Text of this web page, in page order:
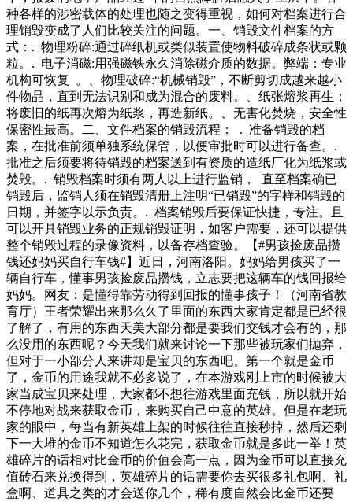
友说，点赞善良的执法者。我们想说，
安全：”“闲暇和工作”……通过“银矿”，人们得以用别样的视
角审视历史从上世纪八十年代女士们热爱同冰箱合影，到洋快
餐进入国人的生活，最后印刷着玛丽莲&梦露、西尔维斯特&
史泰龙等美国影星的海报也成为了家庭.，占比已经在三成以
上。除了锂电池，钠电池也是两轮电动车市场的新兴力量。年
月，两轮电动车龙头雅迪发布钠离子电池“极钠号”及其配套整
车极钠。新日和爱玛紧随其后，也相继推出了钠电池两轮车。
种各样的涉密载体的处理也随之变得重视，如何对档案进行合
理销毁变成了人们比较关注的问题。一、销毁文件档案的方
式：. 物理粉碎:通过碎纸机或类似装置使物料破碎成条状或颗
粒。. 电子消磁:用强磁铁永久消除磁介质的数据。弊端：专业
机构可恢复 。、物理破碎:“机械销毁”，不断剪切成越来越小
件物品，直到无法识别和成为混合的废料。、纸张熔浆再生；
将废旧的纸再次熔为纸浆，再造新纸。、无害化焚烧，安全性
保密性最高。二、文件档案的销毁流程： . 准备销毁的档
案，在批准前须单独系统保管，以便审批时可以进行备查。.
批准之后须要将待销毁的档案送到有资质的造纸厂化为纸浆或
焚毁。. 销毁档案时须有两人以上进行监销， 直至档案确已
销毁后，监销人须在销毁清册上注明“已销毁”的字样和销毁的
日期，并签字以示负责。. 档案销毁后要保证快捷，专注。且
可以开具销毁业务的正规销毁证明，如客户需要，还可以提供
整个销毁过程的录像资料，以备存档查验。【#男孩捡废品攒
钱还妈妈买自行车钱#】近日，河南洛阳。妈妈给男孩买了一
辆自行车，懂事男孩捡废品攒钱，立志要把这辆车的钱回报给
妈妈。网友：是懂得靠劳动得到回报的懂事孩子！（河南省教
育厅）王者荣耀出来那么久了里面的东西大家肯定都是已经很
了解了，有用的东西天美大部分都是要我们交钱才会有的，那
么没用的东西呢？今天我们就来讨论一下那些被玩家们抛弃，
但对于一小部分人来讲却是宝贝的东西吧。第一个就是金币
了，金币的用途我就不必多说了，在本游戏刚上市的时候被大
家当成宝贝来处理，大家都不想往游戏里面充钱，所以就开始
不停地对战来获取金币，来购买自己中意的英雄。但是在老玩
家的眼中，每当有新英雄上架的时候往往直接秒掉，然后还剩
下一大堆的金币不知道怎么花完，获取金币就是多此一举！英
雄碎片的话相对比金币的价值会高一点，因为金币可以直接充
值砖石来兑换得到，英雄碎片的话需要你去买很多礼包啊、礼
盒啊、道具之类的才会送你几个，稀有度自然会比金币还要